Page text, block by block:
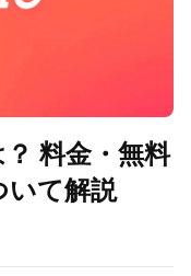
料金・無料
いて解説